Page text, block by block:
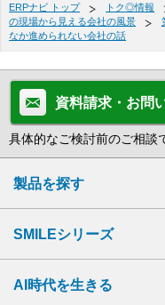
ERPナビ トップ トク◎情報
の現場から見える会社の風景
なか進められない会社の話
資料請求・お問
具体的なご検討前のご相談
製品を探す
SMILEシリーズ
AI時代を生きる